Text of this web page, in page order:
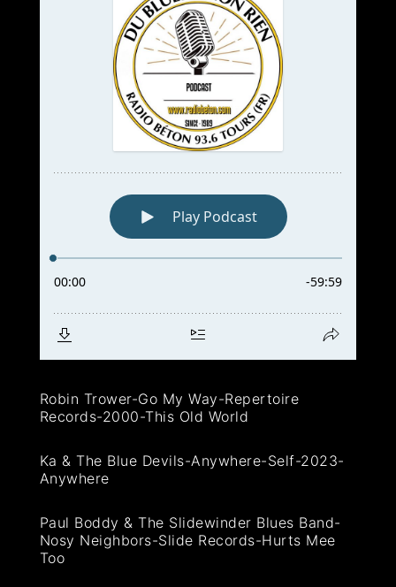
Robin Trower-Go My Way-Repertoire
Records-2000-This Old World
Ka & The Blue Devils-Anywhere-Self-2023-
Anywhere
Paul Boddy & The Slidewinder Blues Band-
Nosy Neighbors-Slide Records-Hurts Mee
Too